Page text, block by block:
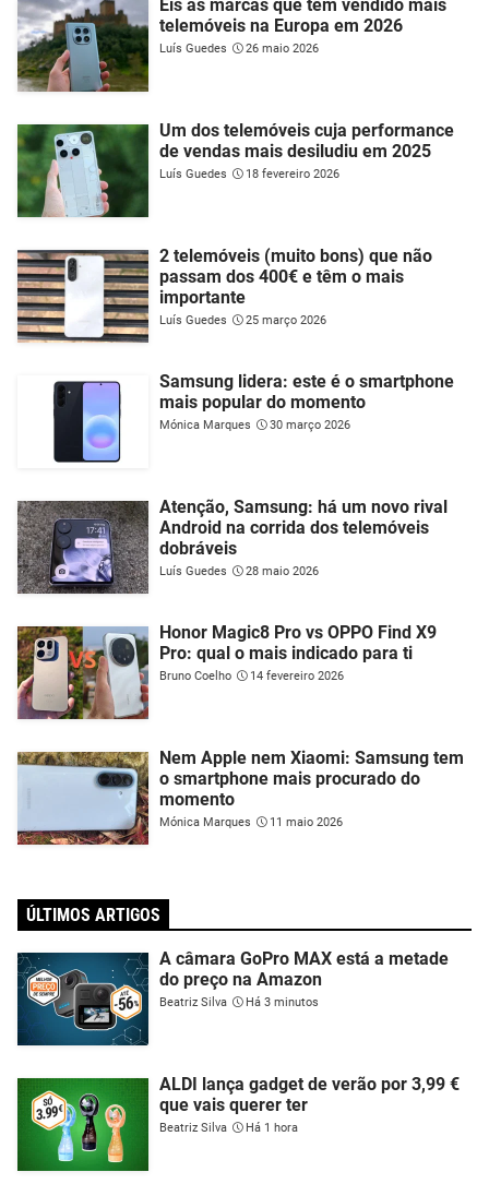
Eis as marcas que têm vendido mais
telemóveis na Europa em 2026
Luís Guedes 26 maio 2026
Um dos telemóveis cuja performance
de vendas mais desiludiu em 2025
Luís Guedes 18 fevereiro 2026
2 telemóveis (muito bons) que não
passam dos 400€ e têm o mais
importante
Luís Guedes 25 março 2026
Samsung lidera: este é o smartphone
mais popular do momento
Mónica Marques 30 março 2026
Atenção, Samsung: há um novo rival
Android na corrida dos telemóveis
dobráveis
Luís Guedes 28 maio 2026
Honor Magic8 Pro vs OPPO Find X9
Pro: qual o mais indicado para ti
Bruno Coelho 14 fevereiro 2026
Nem Apple nem Xiaomi: Samsung tem
o smartphone mais procurado do
momento
Mónica Marques 11 maio 2026
ÚLTIMOS ARTIGOS
A câmara GoPro MAX está a metade
do preço na Amazon
Beatriz Silva Há 3 minutos
ALDI lança gadget de verão por 3,99 €
que vais querer ter
Beatriz Silva Há 1 hora